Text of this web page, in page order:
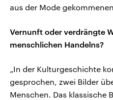
aus der Mode
Vernunft oder verdrängte
menschlichen Handelns?
„In der Kulturgeschichte
gesprochen, zwei Bilder
Menschen. Das klassische